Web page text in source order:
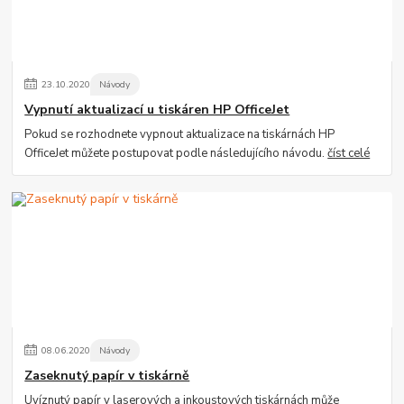
23.10.2020 Návody
Vypnutí aktualizací u tiskáren HP OfficeJet
Pokud se rozhodnete vypnout aktualizace na tiskárnách HP
OfficeJet můžete postupovat podle následujícího návodu.číst celé
08.06.2020 Návody
Zaseknutý papír v tiskárně
Uvíznutý papír v laserových a inkoustových tiskárnách může